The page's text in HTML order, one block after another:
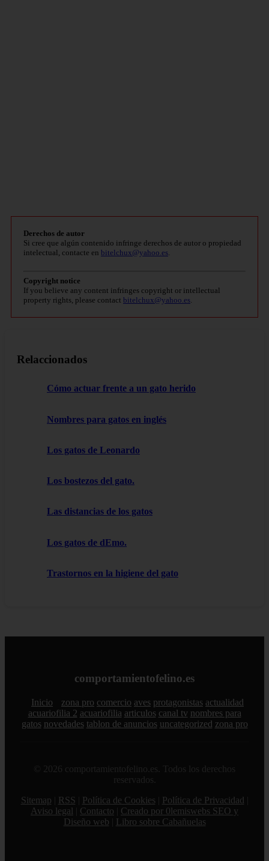
Derechos de autor
Si cree que algún contenido infringe derechos de autor o propiedad
intelectual, contacte en bitelchux@yahoo.es
Copyright notice
If you believe any content infringes copyright or intellectual
property rights, please contact bitelchux@yahoo.es
Relaccionados
Cómo actuar frente a un gato herido
Nombres para gatos en inglés
Los gatos de Leonardo
Los bostezos del gato.
Las distancias de los gatos
Los gatos de dEmo.
Trastornos en la higiene del gato
comportamientofelino.es
Inicio zona pro comercio aves protagonistas actualidad
acuariofilia 2 acuariofilia articulos canal tv nombres para
gatos novedades tablon de anuncios uncategorized zona pro
© 2026 comportamientofelino.es. Todos los derechos
reservados.
Sitemap
RSS Política de Cookies Política de Privacidad
Aviso legal
Contacto
Creado por 0lemiswebs SEO y
Diseño web
Libro sobre Cabañuelas